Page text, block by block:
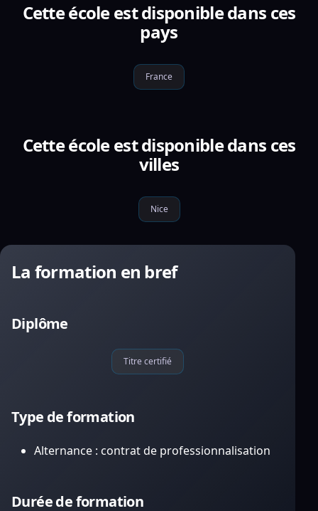
Cette école est disponible dans ces
pays
France
Cette école est disponible dans ces
villes
Nice
La formation en bref
Diplôme
Titre certifié
Type de formation
Alternance : contrat de professionnalisation
Durée de formation